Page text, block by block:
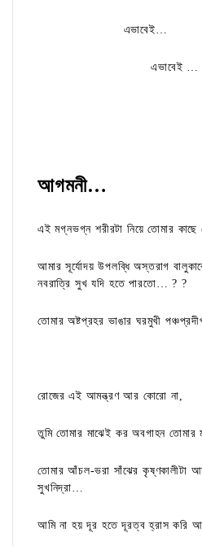
এভাবেই…
এভাবেই …
আগমনী…
এই মগ্নভগ্ন শরীরটা নিয়ে তোমার
আমার সূর্যোদয় উপলব্ধি অস্তরাগ
নবরাত্রি সুখ যদি হতে পারতো… ? ?
তোমার অষ্টপ্রহর ভাঙার ঘরমুখী
রোজের এই আমন্ত্রণ আর কোরো না,
তুমি তোমার মাঝেই কর অবগাহন
তোমার আঁচল-ভরা সাঁঝের কৃষ্ণকালীটা
সুখনিদ্রা…
আমি না হয় দূর হতে দূরত্ব হ্রাস করি